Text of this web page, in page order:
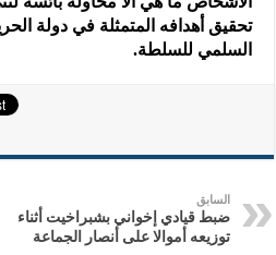
تحقيق أهدافه المتمثلة في دولة
السلمي للسلطة.
السابق
ضبط قيادي إخواني بشبراخيت أثناء
توزيعه أموالا على أنصار الجماعة